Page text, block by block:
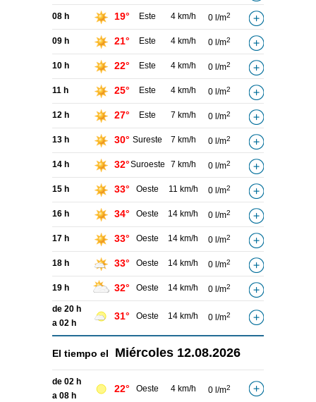
08 h 19° Este 4 km/h 0 l/m2
09 h 21° Este 4 km/h 0 l/m2
10 h 22° Este 4 km/h 0 l/m2
11 h 25° Este 4 km/h 0 l/m2
12 h 27° Este 7 km/h 0 l/m2
13 h 30° Sureste 7 km/h 0 l/m2
14 h 32°Suroeste 7 km/h 0 l/m2
15 h 33° Oeste 11 km/h 0 l/m2
16 h 34° Oeste 14 km/h 0 l/m2
17 h 33° Oeste 14 km/h 0 l/m2
18 h 33° Oeste 14 km/h 0 l/m2
19 h 32° Oeste 14 km/h 0 l/m2
de 20 h
a 02 h
31° Oeste 14 km/h 0 l/m2
El tiempo el Miércoles 12.08.2026
de 02 h
a 08 h
22° Oeste 4 km/h 0 l/m2